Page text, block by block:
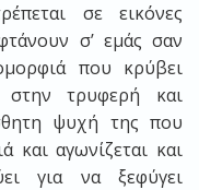
σε εικόνες
σ’ εμάς σαν
που κρύβει
στην τρυφερή και
ψυχή της που
και αγωνίζεται και
για να ξεφύγει